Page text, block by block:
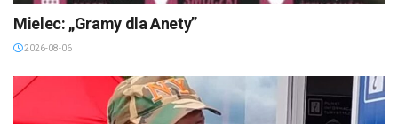
Mielec: „Gramy dla Anety”
2026-08-06